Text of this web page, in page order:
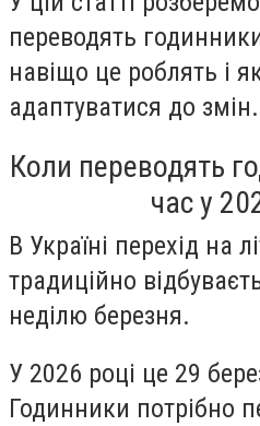
переводять
навіщо це роблять і
адаптуватися до змін.
Коли переводять
час у
В Україні перехід на
традиційно
неділю березня.
У 2026 році це 29
Годинники потрібно